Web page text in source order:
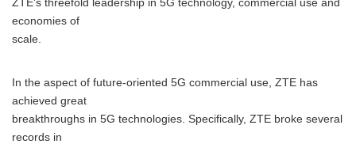
ZTE's threefold leadership in 5G technology, commercial use and
economies of
scale.
In the aspect of future-oriented 5G commercial use, ZTE has
achieved great
breakthroughs in 5G technologies. Specifically, ZTE broke several
records in